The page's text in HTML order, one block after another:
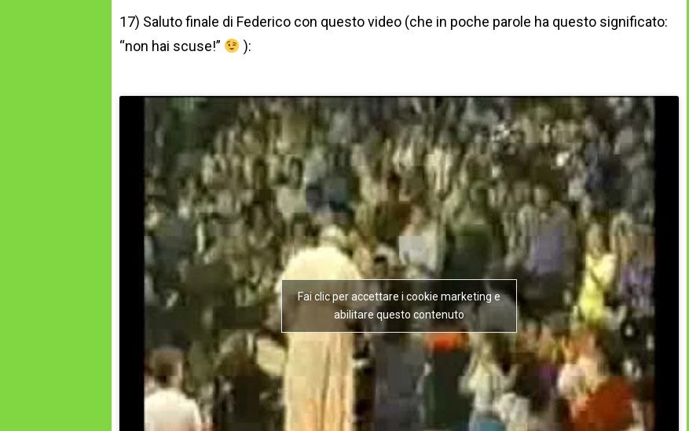
17) Saluto finale di Federico con questo video (che in poche parole ha questo significato:
“non hai scuse!”
):
Fai clic per accettare i cookie marketing e
abilitare questo contenuto